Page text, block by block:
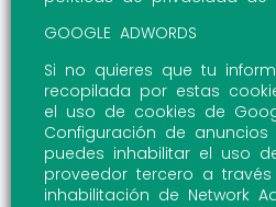
GOOGLE ADWORDS
Si no quieres que tu
recopilada por estas
el uso de cookies de
Configuración de
puedes inhabilitar el uso
proveedor tercero a
inhabilitación de Network